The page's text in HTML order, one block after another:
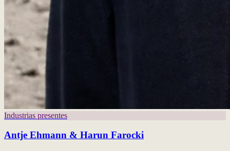
Industrias presentes
Antje Ehmann & Harun Farocki